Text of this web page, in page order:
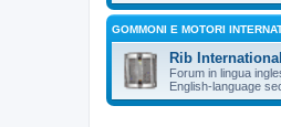
GOMMONI E MOTORI
Rib International
Forum in lingua
English-language